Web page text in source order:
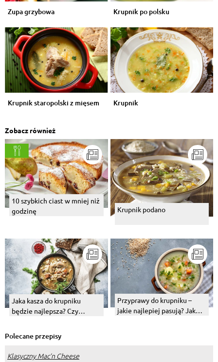
Zupa grzybowa Krupnik po polsku
Krupnik staropolski z mięsem Krupnik
Zobacz również
10 szybkich ciast w mniej niż
godzinę
Krupnik podano
Jaka kasza do krupniku
będzie najlepsza? Czy
Przyprawy do krupniku –
jakie najlepiej pasują? Jak
Polecane przepisy
Klasyczny Mac’n Cheese